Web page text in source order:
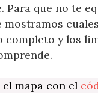
Para que no te
completo y los
mapa con el